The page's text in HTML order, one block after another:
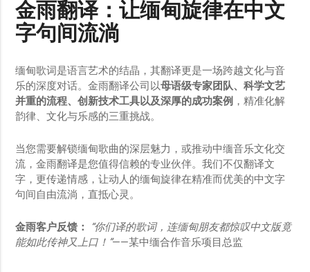
金雨翻译：让缅甸旋律在中文
字句间流淌
缅甸歌词是语言艺术的结晶，其翻译更是一场跨越文化与音
乐的深度对话。金雨翻译公司以母语级专家团队、科学文艺
并重的流程、创新技术工具以及深厚的成功案例 ，精准化解
韵律、文化与乐感的三重挑战。
当您需要解锁缅甸歌曲的深层魅力，或推动中缅音乐文化交
流，金雨翻译是您值得信赖的专业伙伴。我们不仅翻译文
字，更传递情感，让动人的缅甸旋律在精准而优美的中文字
句间自由流淌，直抵心灵。
金雨客户反馈： “你们译的歌词，连缅甸朋友都惊叹中文版竟
能如此传神又上口！”——某中缅合作音乐项目总监